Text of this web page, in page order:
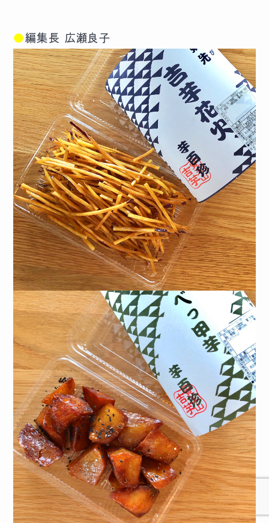
●編集長 広瀬良子